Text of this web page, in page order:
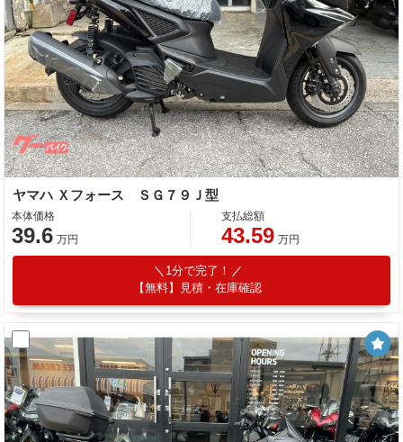
ヤマハ Ｘフォース ＳＧ７９Ｊ型
本体価格
39.6 万円
支払総額
43.59 万円
1分で完了！
【無料】見積・在庫確認